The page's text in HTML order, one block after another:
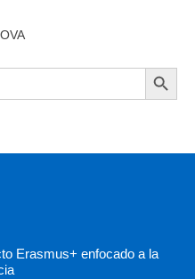
BOTÓN DE
Erasmus+ enfocado a la